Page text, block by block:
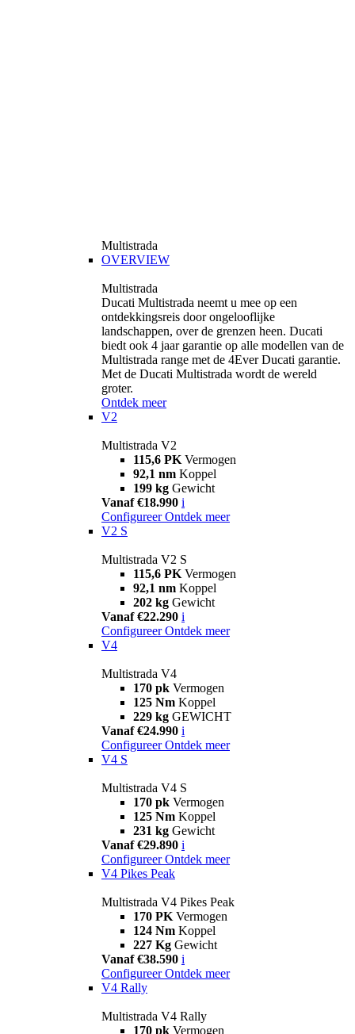
Multistrada
OVERVIEW
Multistrada
Ducati Multistrada neemt u mee op een
ontdekkingsreis door ongelooflijke
landschappen, over de grenzen heen. Ducati
biedt ook 4 jaar garantie op alle modellen van de
Multistrada range met de 4Ever Ducati garantie.
Met de Ducati Multistrada wordt de wereld
groter.
Ontdek meer
V2
Multistrada V2
115,6 PK Vermogen
92,1 nm Koppel
199 kg Gewicht
Vanaf €18.990 i
Configureer Ontdek meer
V2 S
Multistrada V2 S
115,6 PK Vermogen
92,1 nm Koppel
202 kg Gewicht
Vanaf €22.290 i
Configureer Ontdek meer
V4
Multistrada V4
170 pk Vermogen
125 Nm Koppel
229 kg GEWICHT
Vanaf €24.990 i
Configureer Ontdek meer
V4 S
Multistrada V4 S
170 pk Vermogen
125 Nm Koppel
231 kg Gewicht
Vanaf €29.890 i
Configureer Ontdek meer
V4 Pikes Peak
Multistrada V4 Pikes Peak
170 PK Vermogen
124 Nm Koppel
227 Kg Gewicht
Vanaf €38.590 i
Configureer Ontdek meer
V4 Rally
Multistrada V4 Rally
170 pk Vermogen